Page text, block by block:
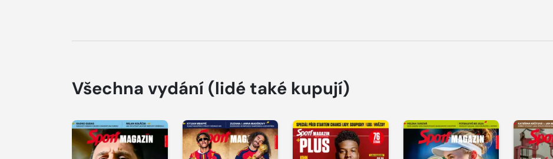
Všechna vydání (lidé také kupují)